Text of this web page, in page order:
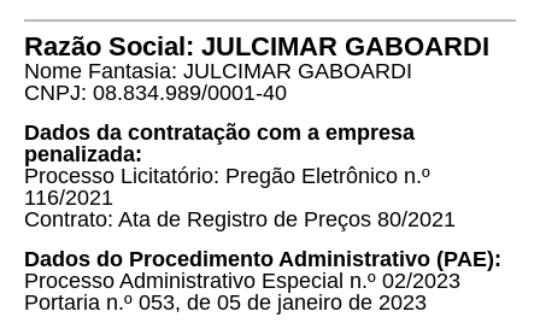
Razão Social: JULCIMAR GABOARDI
Nome Fantasia: JULCIMAR GABOARDI
CNPJ: 08.834.989/0001-40
Dados da contratação com a empresa
penalizada:
Processo Licitatório: Pregão Eletrônico n.º
116/2021
Contrato: Ata de Registro de Preços 80/2021
Dados do Procedimento Administrativo (PAE):
Processo Administrativo Especial n.º 02/2023
Portaria n.º 053, de 05 de janeiro de 2023